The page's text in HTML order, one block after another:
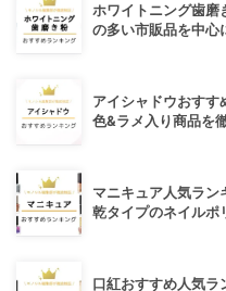
ホワイトニング歯磨
の多い市販品を中心
アイシャドウおす
色&ラメ入り商品を
マニキュア人気ラ
乾タイプのネイルポ
口紅おすすめ人気